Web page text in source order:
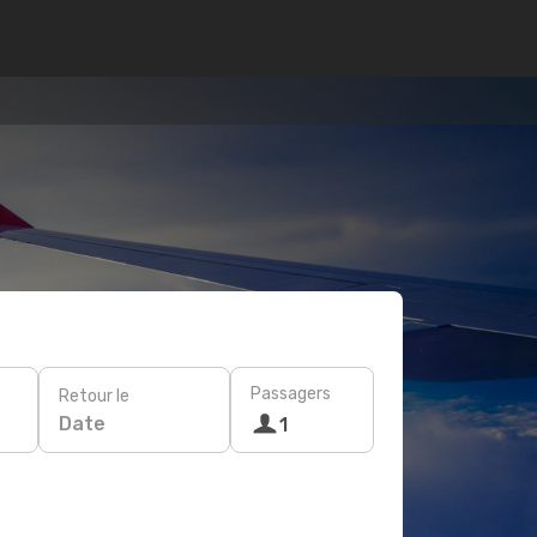
Retour le
Date
Passagers
1